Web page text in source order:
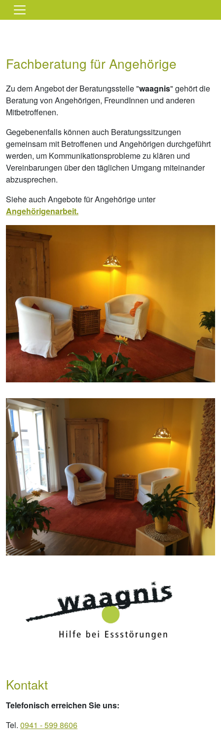
Direkt zum Inhalt
Fachberatung für Angehörige
Zu dem Angebot der Beratungsstelle "waagnis" gehört die
Beratung von Angehörigen, FreundInnen und anderen
Mitbetroffenen.
Gegebenenfalls können auch Beratungssitzungen
gemeinsam mit Betroffenen und Angehörigen durchgeführt
werden, um Kommunikationsprobleme zu klären und
Vereinbarungen über den täglichen Umgang miteinander
abzusprechen.
Siehe auch Angebote für Angehörige unter
Angehörigenarbeit.
Kontakt
Telefonisch erreichen Sie uns:
Tel. 0941 - 599 8606